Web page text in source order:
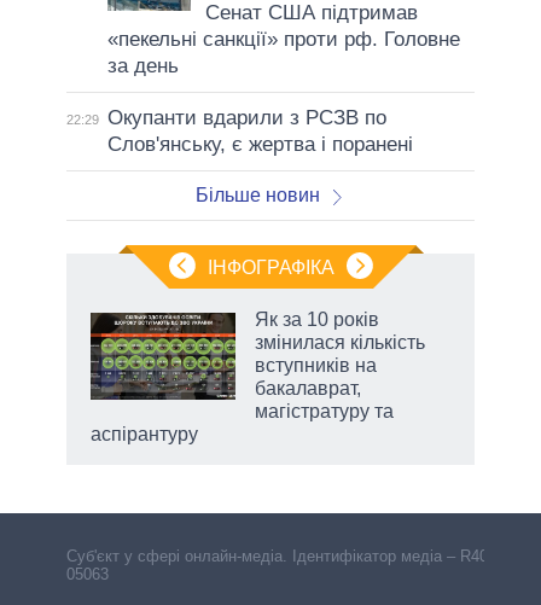
Сенат США підтримав
«пекельні санкції» проти рф. Головне
за день
22:29 Окупанти вдарили з РСЗВ по
Слов'янську, є жертва і поранені
Більше новин
ІНФОГРАФІКА
Як за 10 років
змінилася кількість
вступників на
бакалаврат,
магістратуру та
аспірантуру
Cуб'єкт у сфері онлайн-медіа. Ідентифікатор медіа – R40-
05063